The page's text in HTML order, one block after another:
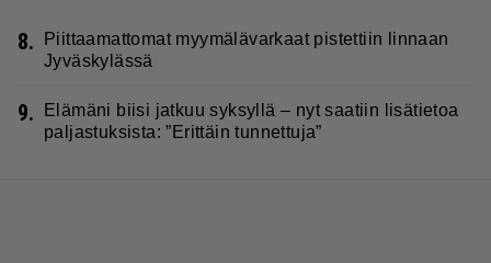
8.
Piittaamattomat myymälävarkaat pistettiin linnaan
Jyväskylässä
9.
Elämäni biisi jatkuu syksyllä – nyt saatiin lisätietoa
paljastuksista: ”Erittäin tunnettuja”